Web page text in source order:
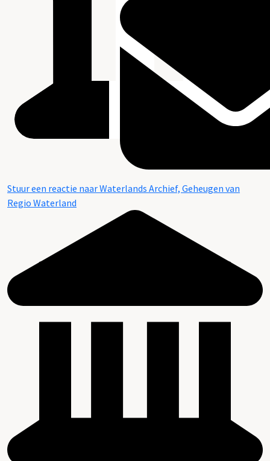
Stuur een reactie naar Waterlands Archief, Geheugen van
Regio Waterland